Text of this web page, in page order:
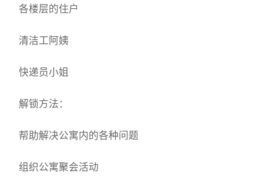
各楼层的住户
清洁工阿姨
快递员小姐
解锁方法：
帮助解决公寓内的各种问题
组织公寓聚会活动